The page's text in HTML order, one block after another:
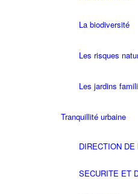
La biodiversité
Les risques
Les jardins
Tranquillité urbaine
DIRECTION
SECURITE ET